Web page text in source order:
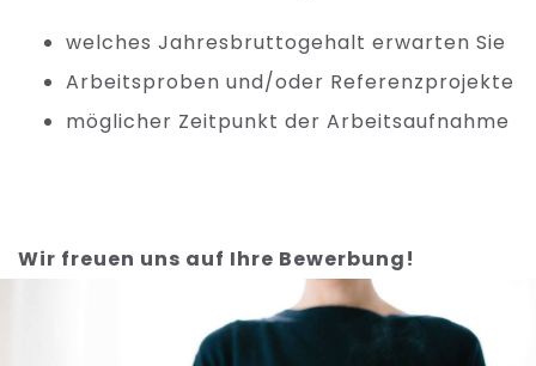
welches Jahresbruttogehalt erwarten Sie
Arbeitsproben und/oder Referenzprojekte
möglicher Zeitpunkt der Arbeitsaufnahme
Wir freuen uns auf Ihre Bewerbung!